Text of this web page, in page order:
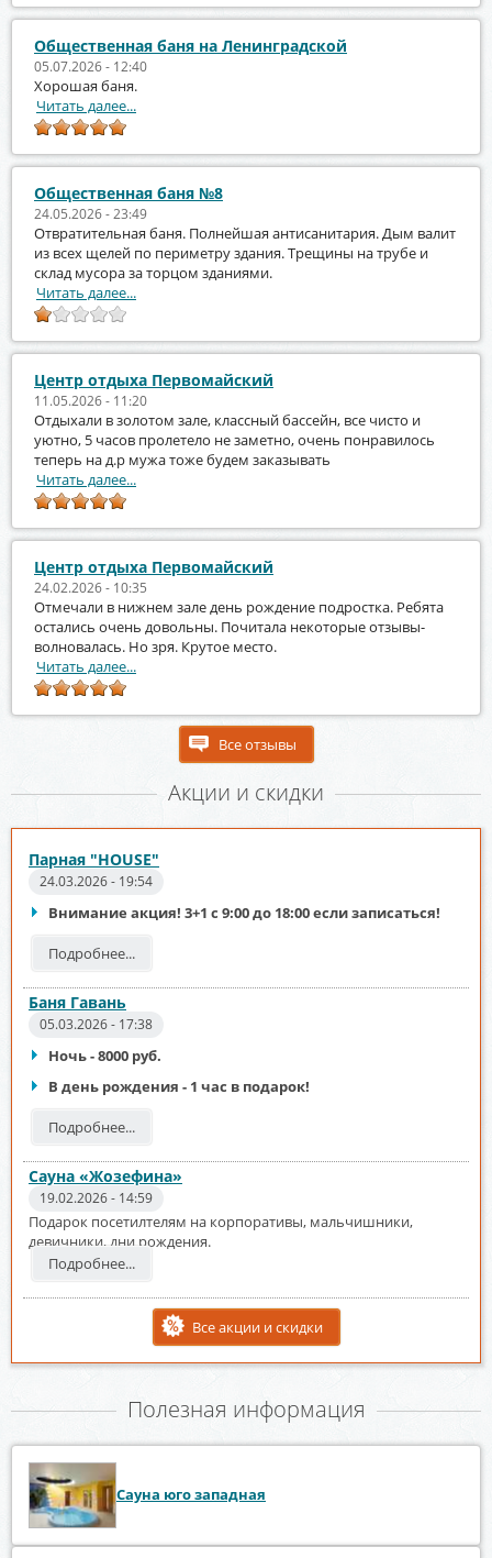
Общественная баня на Ленинградской
05.07.2026 - 12:40
Хорошая баня.
Читать далее...
Общественная баня №8
24.05.2026 - 23:49
Отвратительная баня. Полнейшая антисанитария. Дым валит
из всех щелей по периметру здания. Трещины на трубе и
склад мусора за торцом зданиями.
Читать далее...
Центр отдыха Первомайский
11.05.2026 - 11:20
Отдыхали в золотом зале, классный бассейн, все чисто и
уютно, 5 часов пролетело не заметно, очень понравилось
теперь на д.р мужа тоже будем заказывать
Читать далее...
Центр отдыха Первомайский
24.02.2026 - 10:35
Отмечали в нижнем зале день рождение подростка. Ребята
остались очень довольны. Почитала некоторые отзывы-
волновалась. Но зря. Крутое место.
Читать далее...
Все отзывы
Акции и скидки
Парная "HOUSE"
24.03.2026 - 19:54
Внимание акция! 3+1 с 9:00 до 18:00 если записаться!
Подробнее...
Баня Гавань
05.03.2026 - 17:38
Ночь - 8000 руб.
В день рождения - 1 час в подарок!
Подробнее...
Сауна «Жозефина»
19.02.2026 - 14:59
Подарок посетилтелям на корпоративы, мальчишники,
девичники, дни рождения.
Подробнее...
Все акции и скидки
Полезная информация
Сауна юго западная